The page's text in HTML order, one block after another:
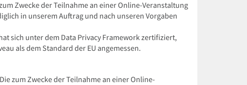
Zwecke der Teilnahme an einer Online-Veranstaltung
in unserem Auftrag und nach unseren Vorgaben
sich unter dem Data Privacy Framework zertifiziert,
als dem Standard der EU angemessen.
zum Zwecke der Teilnahme an einer Online-